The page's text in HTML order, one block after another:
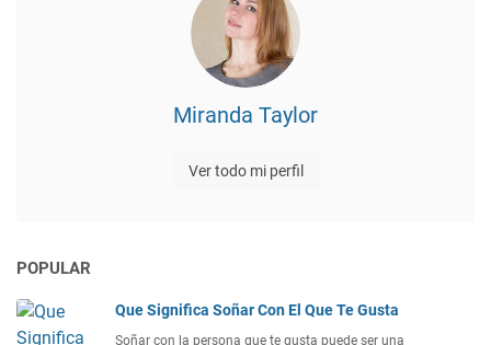
Miranda Taylor
Ver todo mi perfil
POPULAR
Que Significa Soñar Con El Que Te Gusta
Soñar con la persona que te gusta puede ser una